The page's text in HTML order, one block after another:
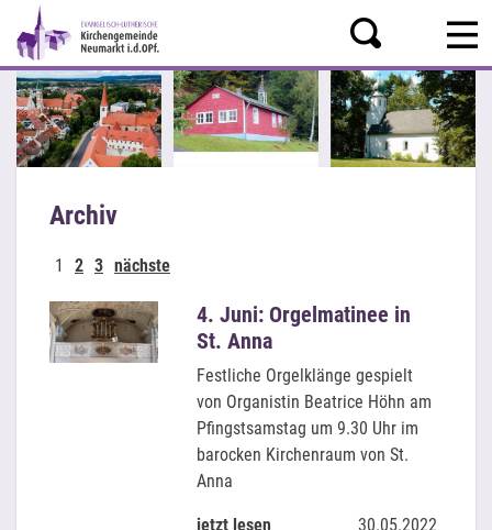
Archiv
1 2 3 nächste
4. Juni: Orgelmatinee in
St. Anna
Festliche Orgelklänge gespielt
von Organistin Beatrice Höhn am
Pfingstsamstag um 9.30 Uhr im
barocken Kirchenraum von St.
Anna
jetzt lesen 30.05.2022